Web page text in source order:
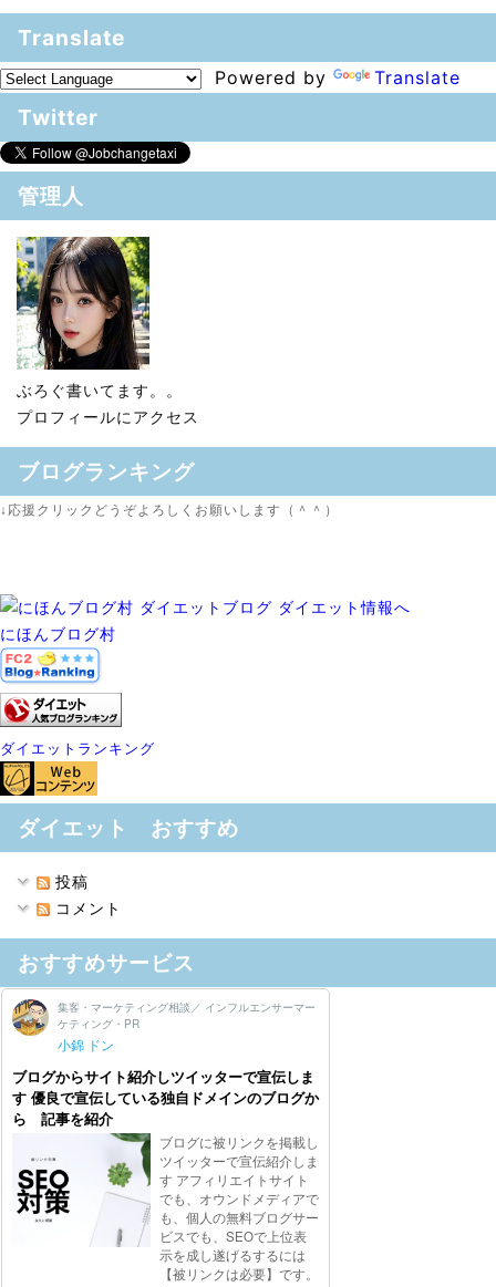
Translate
Powered by Translate
Twitter
管理人
ぶろぐ書いてます。。
プロフィールにアクセス
ブログランキング
↓応援クリックどうぞよろしくお願いします（＾＾）
にほんブログ村
ダイエットランキング
ダイエット おすすめ
投稿
コメント
おすすめサービス